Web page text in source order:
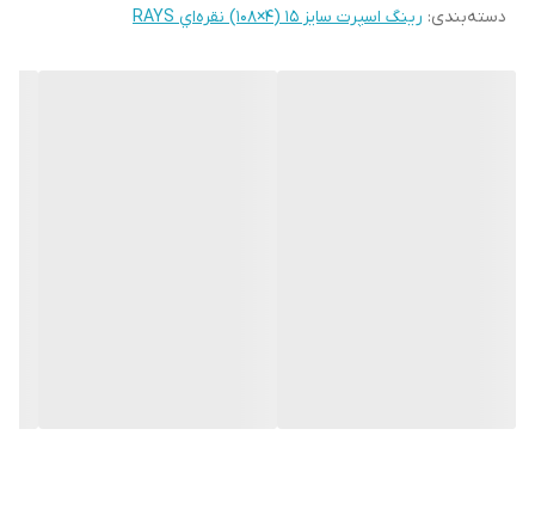
دسته‌بندی: رینگ اسپرت سایز ۱۵ (۴×۱۰۸) نقره‌اي RAYS